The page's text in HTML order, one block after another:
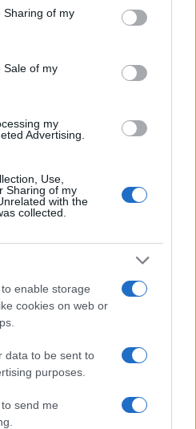
behaviour. You may click to
and its third-party tags to
purposes in below Google
Sharing of my
Sale of my
my
Advertising.
Use,
Sharing of my
with the
collected.
enable storage
cookies on web or
data to be sent to
purposes.
send me
smartphone, tablet e
8% di sconto al momento
a sorprendere i tuoi
Con offerte
di ricevere regali extra, il
più magico. Non
sono valide solo fino al
Huawei Store e cogli
queste festività
Think.it